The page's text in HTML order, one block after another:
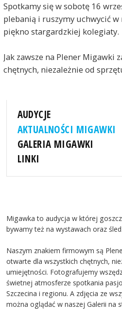
Spotkamy się w sobotę 16
plebanią i ruszymy uchwycić w
piękno stargardzkiej kolegiaty.
Jak zawsze na Plener Migawki
chętnych, niezależnie od
AUDYCJE
AKTUALNOŚCI MIGAWKI
GALERIA MIGAWKI
LINKI
Migawka to audycja w której
bywamy też na wystawach oraz
Naszym znakiem firmowym są
otwarte dla wszystkich chętnych,
umiejętności. Fotografujemy
świetnej atmosferze spotkania
Szczecina i regionu. A zdjęcia ze
można oglądać w naszej Galerii na